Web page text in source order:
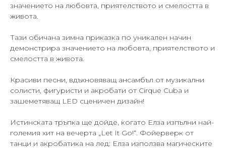
значението на любовта, приятелството и смелостта в
живота.
Тази обичана зимна приказка по уникален начин
демонстрира значението на любовта, приятелството и
смелостта в живота.
Красиви песни, вдъхновяващ ансамбъл от музикални
солисти, фигуристи и акробати от Cirque Cuba и
зашеметяващ LED сценичен дизайн!
Истинската тръпка ще дойде, когато Елза изпълни най-
големия хит на вечерта „Let It Go!“. Фойерверк от
танци и акробатика на лед: Елза използва магическите